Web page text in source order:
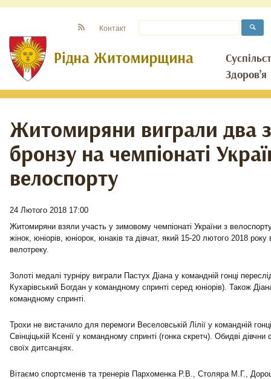
Здоров’я
Контакт
Житомиряни виграли два
бронзу на чемпіонаті
велоспорту
24 Лютого 2018 17:00
Житомиряни взяли участь у зимовому чемпіонаті України з
жінок, юніорів, юніорок, юнаків та дівчат, який 15-20 лютого 2018
велотреку.
Золоті медалі турніру виграли Пастух Діана у командній гонці
Кухарівський Богдан у командному спринті серед юніорів). Також
командному спринті.
Трохи не вистачило для перемоги Веселовській Лілії у командній
Свінціцькій Ксенії у командному спринті (гонка скретч). Обидві
своїх дитсанціях.
Вітаємо спортсменів та тренерів Пархоменка Р.В., Столяра М.Г.,